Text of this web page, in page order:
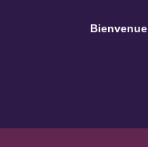
Bienvenue